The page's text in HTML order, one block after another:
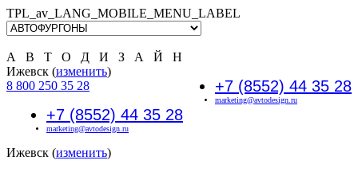
TPL_av_LANG_MOBILE_MENU_LABEL
А В Т О Д И З А Й Н
+7 (8552) 44 35 28
marketing@avtodesign.ru
Ижевск (изменить)
8 800 250 35 28
+7 (8552) 44 35 28
marketing@avtodesign.ru
Ижевск (изменить)